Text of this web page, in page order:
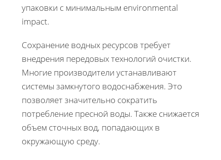
упаковки с минимальным environmental
impact.
Сохранение водных ресурсов требует
внедрения передовых технологий очистки.
Многие производители устанавливают
системы замкнутого водоснабжения. Это
позволяет значительно сократить
потребление пресной воды. Также снижается
объем сточных вод, попадающих в
окружающую среду.